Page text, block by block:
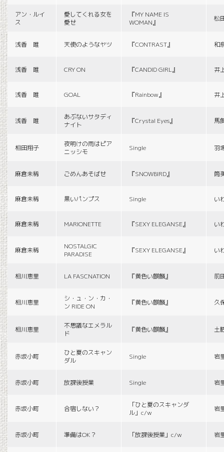
アン・ルイ
ス
愛してくれる女を
愛せ
『MY NAME IS
WOMAN』
松
浅香 唯 天使のようなヤツ 『CONTRAST』 和
浅香 唯 CRY ON 『CANDID GIRL』 井
浅香 唯 GOAL 『Rainbow』 井
浅香 唯
あぶないサタディ
ナイト
『Crystal Eyes』 馬
相田翔子
夜明けの雨はピア
ニッシモ
Single 羽
麻倉未稀 ごめんあそばせ 『SNOWBIRD』 筒
麻倉未稀 黒いパンプス Single い
麻倉未稀 MARIONETTE 『SEXY ELEGANSE』 い
麻倉未稀
NOSTALGIC
PARADISE
『SEXY ELEGANSE』 い
相川恵里 LA FASCNATION 『黄色い麒麟』 前
相川恵里
シ・ュ・ン・カ・
ン RIDE ON
『黄色い麒麟』 久
相川恵里
不思議なエメラル
ド
『黄色い麒麟』 土
赤坂小町
ひと夏のスキャン
ダル
Single 岩
赤坂小町 放課後授業 Single 岩
赤坂小町 合宿しない？
「ひと夏のスキャンダ
ル」c/w
岩
赤坂小町 準備はOK？ 「放課後授業」c/w 岩